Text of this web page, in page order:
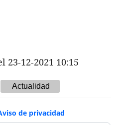
23-12-2021 10:15
Actualidad
de privacidad